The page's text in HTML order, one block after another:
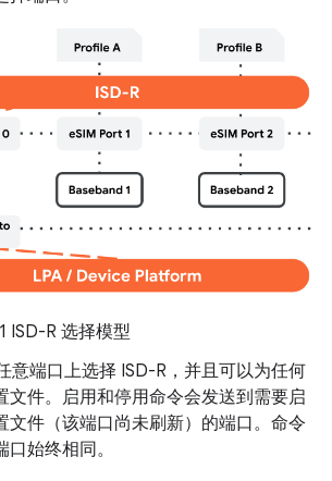
ISD-R 选择模型
意端口上选择 ISD-R，并且可以为任何
文件。启用和停用命令会发送到需要启
文件（该端口尚未刷新）的端口。命令
始终相同。